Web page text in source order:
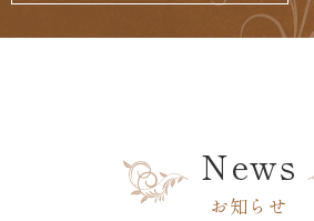
News
お知らせ